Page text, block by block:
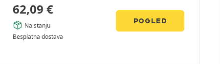
62,09 €
Na stanju
Besplatna dostava
POGLED